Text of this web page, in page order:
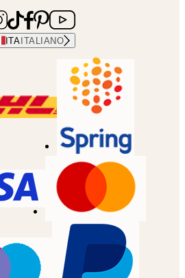
ITAITALIANO